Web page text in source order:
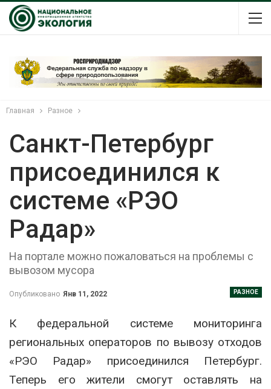
Главная Разное
Санкт-Петербург
присоединился к
системе «РЭО
Радар»
На портале можно пожаловаться на проблемы с
вывозом мусора
РАЗНОЕ
Опубликовано Янв 11, 2022
К федеральной системе мониторинга
региональных операторов по вывозу отходов
«РЭО Радар» присоединился Петербург.
Теперь его жители смогут оставлять на